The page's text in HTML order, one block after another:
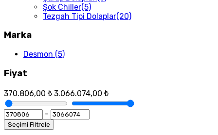
Şok Chiller(5)
Tezgah Tipi Dolaplar(20)
Marka
Desmon (5)
Fiyat
370.806,00 ₺ 3.066.074,00 ₺
-
Seçimi Filtrele